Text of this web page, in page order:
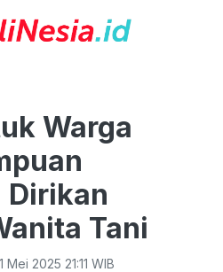
Warga
Dirikan
Tani
Mei 2025 21:11 WIB